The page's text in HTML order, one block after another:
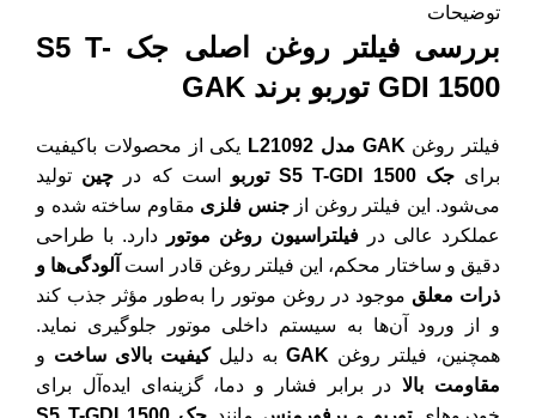
توضیحات
بررسی فیلتر روغن اصلی جک S5 T-
GDI 1500 توربو برند GAK
فیلتر روغن GAK مدل L21092
یکی از محصولات باکیفیت
برایجک S5 T-GDI 1500 توربو است که در چین تولید
می‌شود. این فیلتر روغن ازجنس فلزی مقاوم ساخته شده و
عملکرد عالی در فیلتراسیون روغن موتور
دارد. با طراحی
دقیق و ساختار محکم، این فیلتر روغن قادر است آلودگی‌ها و
ذرات معلق موجود در روغن موتور را به‌طور مؤثر جذب کند
و از ورود آن‌ها به سیستم داخلی موتور جلوگیری نماید.
همچنین، فیلتر روغن GAK به دلیلکیفیت بالای ساخت و
مقاومت بالادر برابر فشار و دما، گزینه‌ای ایده‌آل برای